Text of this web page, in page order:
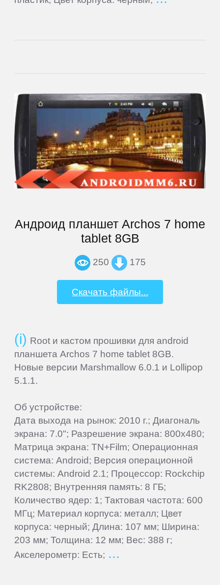
Андроид планшет Archos 7 home
tablet 8GB
250 175
Скачать файлы...
Root и кастом прошивки для android
планшета Archos 7 home tablet 8GB.
Новые версии Marshmallow 6.0.1 и Lollipop
5.1.1.
Об устройстве:
Дата выхода на рынок: 2010 г.; Диагональ
экрана: 7.0"; Разрешение экрана: 800x480;
Матрица экрана: TN+Film; Операционная
система: Android; Версия операционной
системы: Android 2.1; Процессор: Rockchip
RK2808; Внутренняя память: 8 ГБ;
Количество ядер: 1; Тактовая частота: 600
МГц; Материал корпуса: металл; Цвет
корпуса: черный; Длина: 107 мм; Ширина:
203 мм; Толщина: 12 мм; Вес: 388 г;
Акселерометр: Есть;
GEOFOX
Globex
Globus
Gmini
Goclever
Highscreen
HTC
Huawei
Impression
inch
IRBIS
iRiver
iRU